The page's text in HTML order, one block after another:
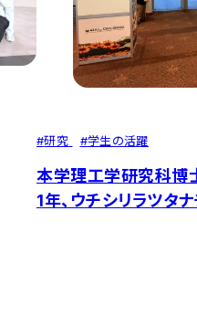
#研究 #学生の活躍
本学理工学研究科博
1年、ウチシリラツタ
パックさんが「2024